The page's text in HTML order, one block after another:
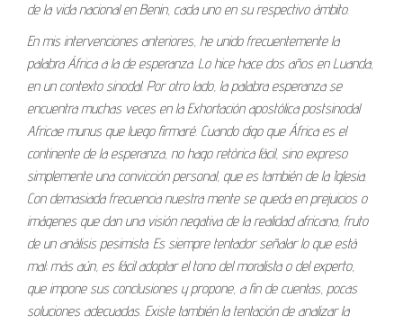
de la vida nacional en Benin, cada uno en su respectivo ámbito.
En mis intervenciones anteriores, he unido frecuentemente la
palabra África a la de esperanza. Lo hice hace dos años en Luanda,
en un contexto sinodal. Por otro lado, la palabra esperanza se
encuentra muchas veces en la Exhortación apostólica postsinodal
Africae munus que luego firmaré. Cuando digo que África es el
continente de la esperanza, no hago retórica fácil, sino expreso
simplemente una convicción personal, que es también de la Iglesia.
Con demasiada frecuencia nuestra mente se queda en prejuicios o
imágenes que dan una visión negativa de la realidad africana, fruto
de un análisis pesimista. Es siempre tentador señalar lo que está
mal; más aún, es fácil adoptar el tono del moralista o del experto,
que impone sus conclusiones y propone, a fin de cuentas, pocas
soluciones adecuadas. Existe también la tentación de analizar la